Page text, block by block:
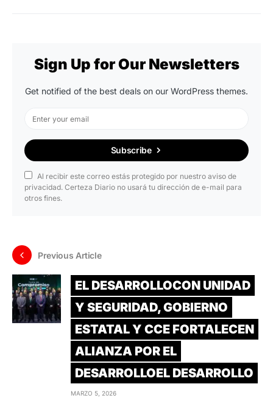
Sign Up for Our Newsletters
Get notified of the best deals on our WordPress themes.
Subscribe
Al recibir este correo estás protegido por nuestro aviso de
privacidad. Certeza Diario no usará tu dirección de e-mail para
otros fines.
Previous Article
EL DESARROLLOCON UNIDAD
Y SEGURIDAD, GOBIERNO
ESTATAL Y CCE FORTALECEN
ALIANZA POR EL
DESARROLLOEL DESARROLLO
MARZO 5, 2026